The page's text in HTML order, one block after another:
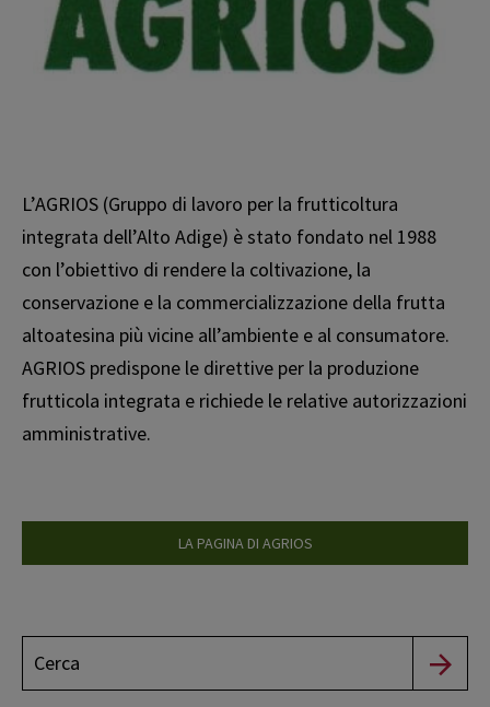
L’AGRIOS (Gruppo di lavoro per la frutticoltura
integrata dell’Alto Adige) è stato fondato nel 1988
con l’obiettivo di rendere la coltivazione, la
conservazione e la commercializzazione della frutta
altoatesina più vicine all’ambiente e al consumatore.
AGRIOS predispone le direttive per la produzione
frutticola integrata e richiede le relative autorizzazioni
amministrative.
LA PAGINA DI AGRIOS